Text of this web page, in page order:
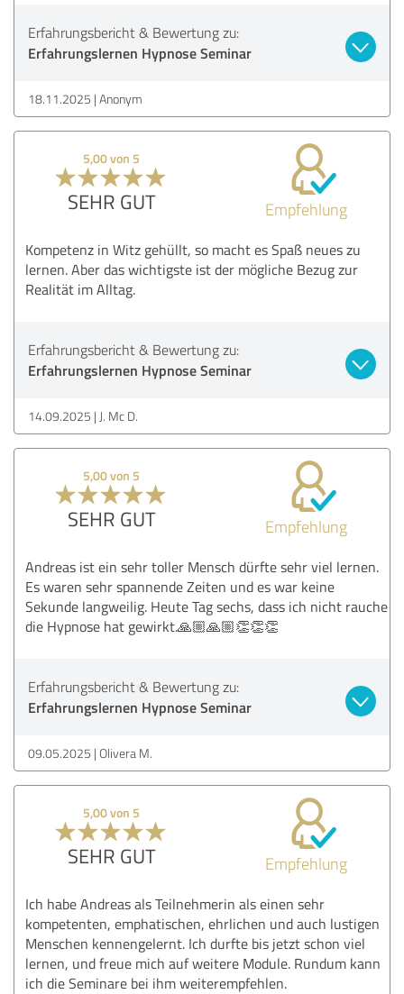
Erfahrungsbericht & Bewertung zu:
Erfahrungslernen Hypnose Seminar
18.11.2025 Anonym
5,00 von 5
SEHR GUT Empfehlung
Kompetenz in Witz gehüllt, so macht es Spaß neues zu
lernen. Aber das wichtigste ist der mögliche Bezug zur
Realität im Alltag.
Erfahrungsbericht & Bewertung zu:
Erfahrungslernen Hypnose Seminar
14.09.2025 J. Mc D.
5,00 von 5
SEHR GUT Empfehlung
Andreas ist ein sehr toller Mensch dürfte sehr viel lernen.
Es waren sehr spannende Zeiten und es war keine
Sekunde langweilig. Heute Tag sechs, dass ich nicht rauche
die Hypnose hat gewirkt.🙏🏼🙏🏼👏👏👏
Erfahrungsbericht & Bewertung zu:
Erfahrungslernen Hypnose Seminar
09.05.2025 Olivera M.
5,00 von 5
SEHR GUT Empfehlung
Ich habe Andreas als Teilnehmerin als einen sehr
kompetenten, emphatischen, ehrlichen und auch lustigen
Menschen kennengelernt. Ich durfte bis jetzt schon viel
lernen, und freue mich auf weitere Module. Rundum kann
ich die Seminare bei ihm weiterempfehlen.